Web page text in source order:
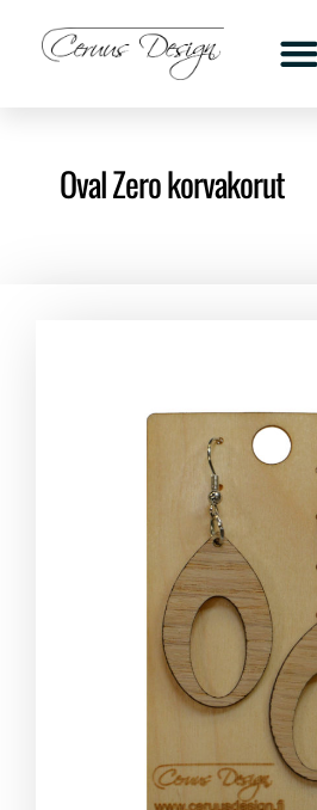
Oval Zero korvakorut